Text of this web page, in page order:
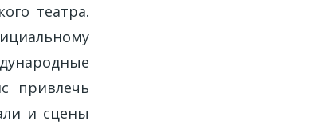
театра.
привлечь
и сцены